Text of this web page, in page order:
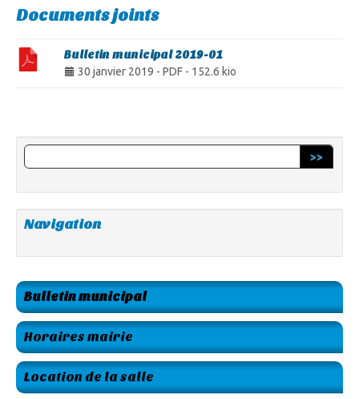
Documents joints
Bulletin municipal 2019-01
30 janvier 2019 - PDF - 152.6 kio
>>
Navigation
Bulletin municipal
Horaires mairie
Location de la salle